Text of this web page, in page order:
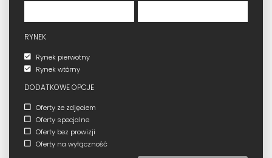
RYNEK
Rynek pierwotny
Rynek wtórny
DODATKOWE OPCJE
Oferty ze zdjęciem
Oferty specjalne
Oferty bez prowizji
Oferty na wyłączność